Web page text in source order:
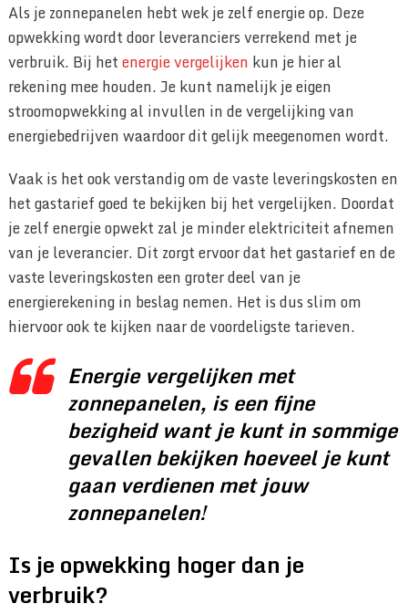
Als je zonnepanelen hebt wek je zelf energie op. Deze
opwekking wordt door leveranciers verrekend met je
verbruik. Bij hetenergie vergelijken kun je hier al
rekening mee houden. Je kunt namelijk je eigen
stroomopwekking al invullen in de vergelijking van
energiebedrijven waardoor dit gelijk meegenomen wordt.
Vaak is het ook verstandig om de vaste leveringskosten en
het gastarief goed te bekijken bij het vergelijken. Doordat
je zelf energie opwekt zal je minder elektriciteit afnemen
van je leverancier. Dit zorgt ervoor dat het gastarief en de
vaste leveringskosten een groter deel van je
energierekening in beslag nemen. Het is dus slim om
hiervoor ook te kijken naar de voordeligste tarieven.
Energie vergelijken met
zonnepanelen, is een fijne
bezigheid want je kunt in sommige
gevallen bekijken hoeveel je kunt
gaan verdienen met jouw
zonnepanelen!
Is je opwekking hoger dan je
verbruik?